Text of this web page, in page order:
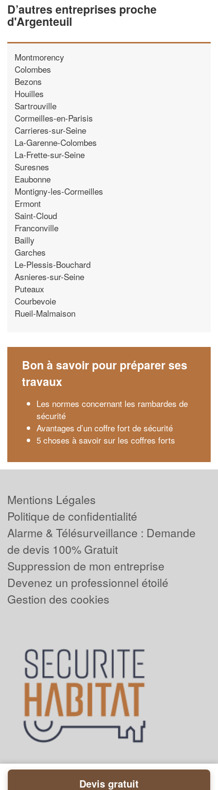
D’autres entreprises proche
d'Argenteuil
Montmorency
Colombes
Bezons
Houilles
Sartrouville
Cormeilles-en-Parisis
Carrieres-sur-Seine
La-Garenne-Colombes
La-Frette-sur-Seine
Suresnes
Eaubonne
Montigny-les-Cormeilles
Ermont
Saint-Cloud
Franconville
Bailly
Garches
Le-Plessis-Bouchard
Asnieres-sur-Seine
Puteaux
Courbevoie
Rueil-Malmaison
Bon à savoir pour préparer ses
travaux
Les normes concernant les rambardes de
sécurité
Avantages d’un coffre fort de sécurité
5 choses à savoir sur les coffres forts
Mentions Légales
Politique de confidentialité
Alarme & Télésurveillance : Demande
de devis 100% Gratuit
Suppression de mon entreprise
Devenez un professionnel étoilé
Gestion des cookies
Devis gratuit